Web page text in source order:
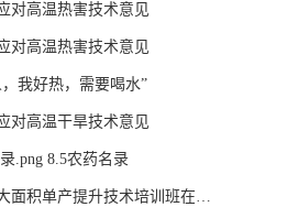
对高温热害技术意见
对高温热害技术意见
我好热，需要喝水”
对高温干旱技术意见
.png 8.5农药名录
单产提升技术培训班在内蒙古扎兰屯举办